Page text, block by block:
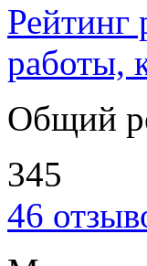
Рейтинг
работы,
Общий
345
46